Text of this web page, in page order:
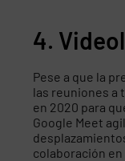
4.
Pese a que la
las reuniones a
en 2020 para
Google Meet
colaboración